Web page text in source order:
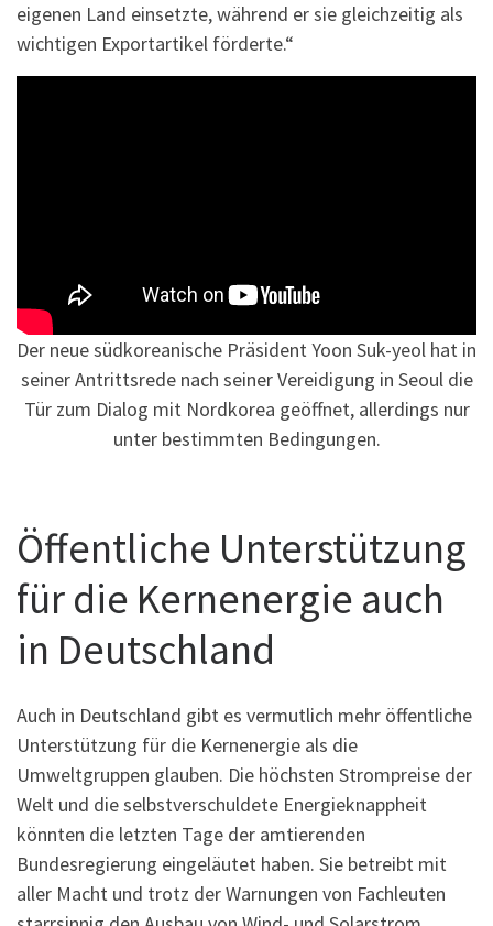
eigenen Land einsetzte, während er sie gleichzeitig als
wichtigen Exportartikel förderte.“
Der neue südkoreanische Präsident Yoon Suk-yeol hat in
seiner Antrittsrede nach seiner Vereidigung in Seoul die
Tür zum Dialog mit Nordkorea geöffnet, allerdings nur
unter bestimmten Bedingungen.
Öffentliche Unterstützung
für die Kernenergie auch
in Deutschland
Auch in Deutschland gibt es vermutlich mehr öffentliche
Unterstützung für die Kernenergie als die
Umweltgruppen glauben. Die höchsten Strompreise der
Welt und die selbstverschuldete Energieknappheit
könnten die letzten Tage der amtierenden
Bundesregierung eingeläutet haben. Sie betreibt mit
aller Macht und trotz der Warnungen von Fachleuten